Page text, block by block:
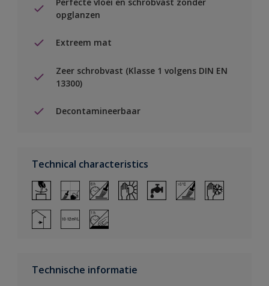
opglanzen
Extreem mat
Zeer schrobvast (Klasse 1 volgens DIN EN
13300)
Decontamineerbaar
Technical characteristics
Technische informatie